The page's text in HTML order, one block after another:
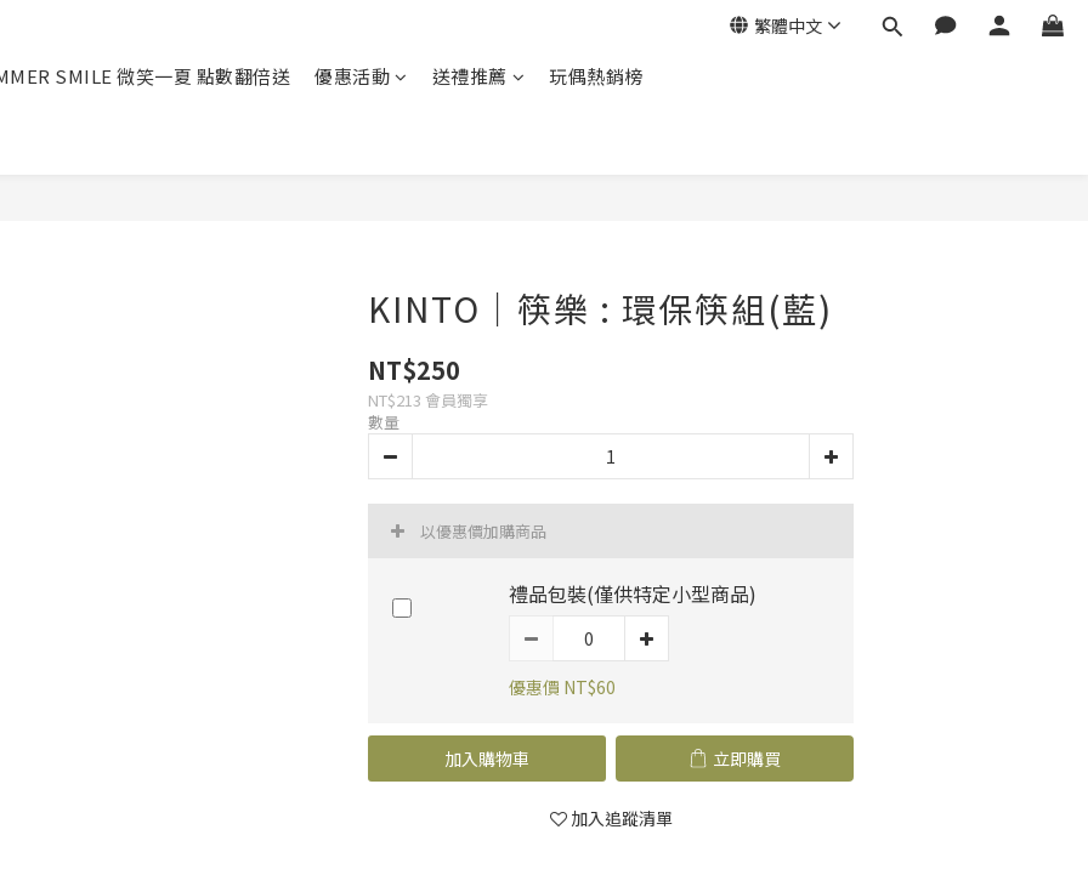
繁體中文
SMILE 微笑一夏 點數翻倍送 優惠活動 送禮推薦 玩偶熱銷榜
KINTO｜筷樂 : 環保筷組(藍)
NT$250
NT$213 會員獨享
數量
以優惠價加購商品
禮品包裝(僅供特定小型商品)
優惠價 NT$60
加入購物車 立即購買
加入追蹤清單